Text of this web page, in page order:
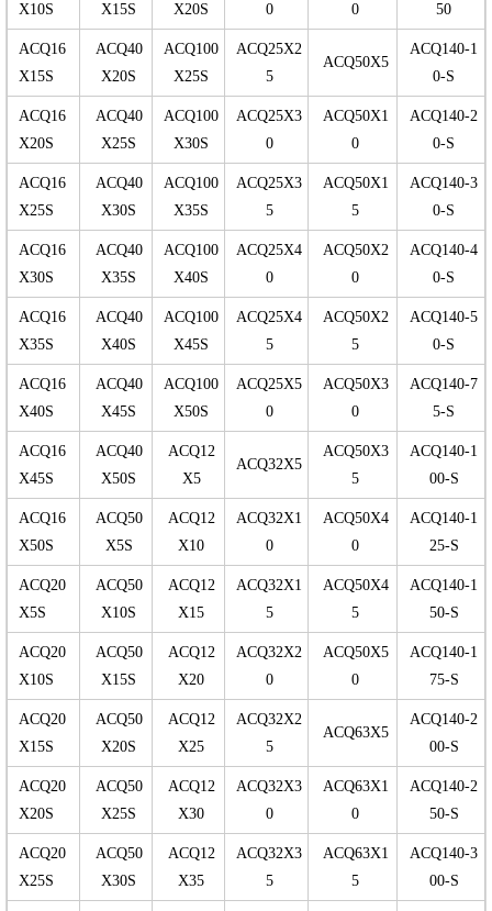
X10S
X15S
X20S
0
0
50
ACQ16
X15S
ACQ40
X20S
ACQ100
X25S
ACQ25X2
5
ACQ50X5
ACQ140-1
0-S
ACQ16
X20S
ACQ40
X25S
ACQ100
X30S
ACQ25X3
0
ACQ50X1
0
ACQ140-2
0-S
ACQ16
X25S
ACQ40
X30S
ACQ100
X35S
ACQ25X3
5
ACQ50X1
5
ACQ140-3
0-S
ACQ16
X30S
ACQ40
X35S
ACQ100
X40S
ACQ25X4
0
ACQ50X2
0
ACQ140-4
0-S
ACQ16
X35S
ACQ40
X40S
ACQ100
X45S
ACQ25X4
5
ACQ50X2
5
ACQ140-5
0-S
ACQ16
X40S
ACQ40
X45S
ACQ100
X50S
ACQ25X5
0
ACQ50X3
0
ACQ140-7
5-S
ACQ16
X45S
ACQ40
X50S
ACQ12
X5
ACQ32X5
ACQ50X3
5
ACQ140-1
00-S
ACQ16
X50S
ACQ50
X5S
ACQ12
X10
ACQ32X1
0
ACQ50X4
0
ACQ140-1
25-S
ACQ20
X5S
ACQ50
X10S
ACQ12
X15
ACQ32X1
5
ACQ50X4
5
ACQ140-1
50-S
ACQ20
X10S
ACQ50
X15S
ACQ12
X20
ACQ32X2
0
ACQ50X5
0
ACQ140-1
75-S
ACQ20
X15S
ACQ50
X20S
ACQ12
X25
ACQ32X2
5
ACQ63X5
ACQ140-2
00-S
ACQ20
X20S
ACQ50
X25S
ACQ12
X30
ACQ32X3
0
ACQ63X1
0
ACQ140-2
50-S
ACQ20
X25S
ACQ50
X30S
ACQ12
X35
ACQ32X3
5
ACQ63X1
5
ACQ140-3
00-S